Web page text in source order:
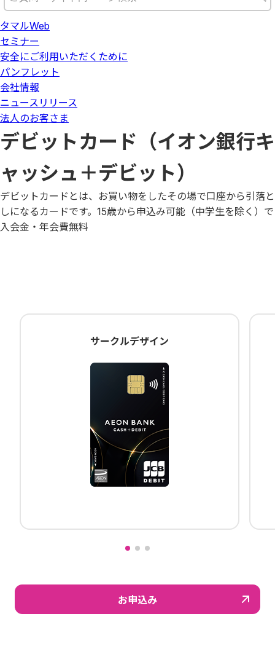
タマルWeb
セミナー
安全にご利用いただくために
パンフレット
会社情報
ニュースリリース
法人のお客さま
デビットカード（イオン銀行キ
ャッシュ＋デビット）
デビットカードとは、お買い物をしたその場で口座から引落と
しになるカードです。15歳から申込み可能（中学生を除く）で
入会金・年会費無料
サークルデザイン
お申込み